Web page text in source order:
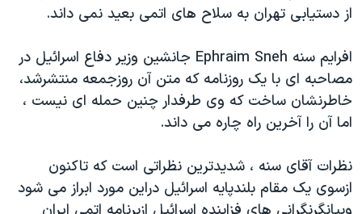
فرهنگ و زندگی
اقتصادی
علم و فناوری
اسرائیل در جنگ
گالری عکس
آرشیو پخش زنده
مستندها
حمله جمهوری اسلامی به اسرائیل
رمز مهسا
ورزش زنان در ایران
اعتراضات زن، زندگی، آزادی
مجموعه مستندهای دادخواهی
دنبال کنید
زبانهای مختلف
از دستيابی تهران به سلاح های اتمی بعيد نمی داند.
افرايم سنه Ephraim Sneh جانشين وزير دفاع اسرائيل در
مصاحبه ای با يک روزنامه که متن آن روزجمعه منتشرشد،
خاطرنشان ساخت که وی طرفدار چنين حمله ای نيست ،
اما آن را آخرين راه چاره می داند.
نظرات آقای سنه ، شديدترين نظراتی است که تاکنون
ازسوی يک مقام بلندپايه اسرائيل دراين مورد ابراز می شود